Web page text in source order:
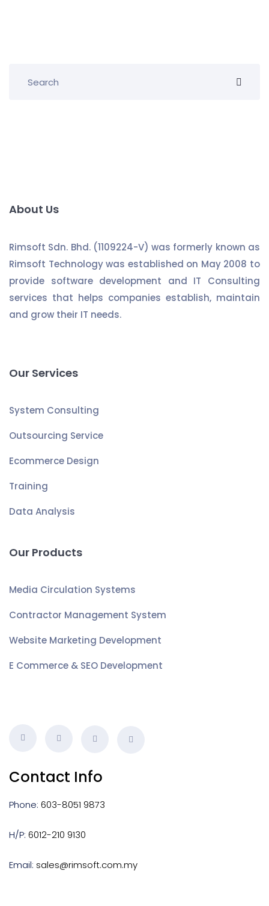
About Us
Rimsoft Sdn. Bhd. (1109224-V) was formerly known as
Rimsoft Technology was established on May 2008 to
provide software development and IT Consulting
services that helps companies establish, maintain
and grow their IT needs.
Our Services
System Consulting
Outsourcing Service
Ecommerce Design
Training
Data Analysis
Our Products
Media Circulation Systems
Contractor Management System
Website Marketing Development
E Commerce & SEO Development
Contact Info
Phone: 603-8051 9873
H/P: 6012-210 9130
Email: sales@rimsoft.com.my